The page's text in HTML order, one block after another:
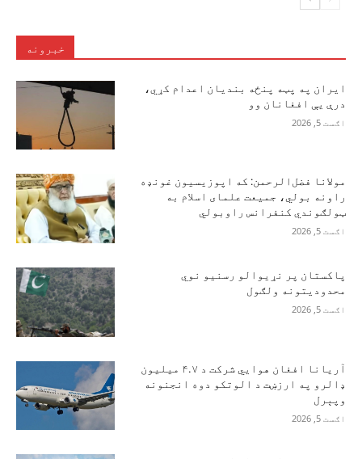
خبرونه
ایران په پټه پنځه بندیان اعدام کړي،
درې یې افغانان وو
اګست 5, 2026
مولانا فضل‌الرحمن: که اپوزیسیون غونډه
راونه بولي، جمیعت علمای اسلام به
ټولګوندي کنفرانس راوبولي
اګست 5, 2026
پاکستان پر نړیوالو رسنیو نوي
محدودیتونه ولګول
اګست 5, 2026
آریانا افغان هوایي شرکت د ۴.۷ میلیون
ډالرو په ارزښت د الوتکو دوه انجنونه
وپېرل
اګست 5, 2026